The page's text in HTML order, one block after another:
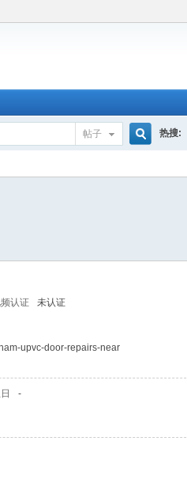
帖子 热搜:
认证 未认证
upvc-door-repairs-near
-